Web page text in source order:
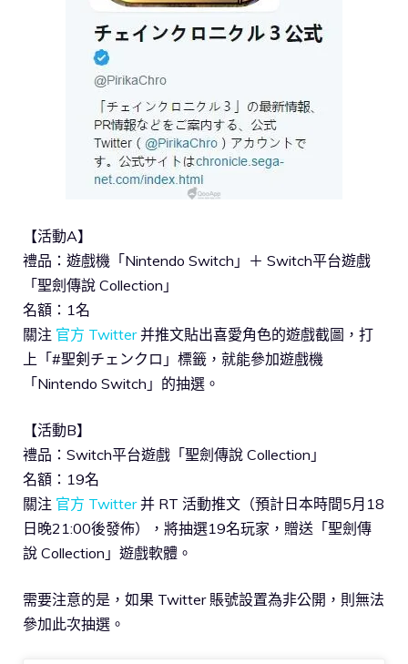
【活動A】
禮品：遊戲機「Nintendo Switch」＋ Switch平台遊戲
「聖劍傳說 Collection」
名額：1名
關注 官方 Twitter并推文貼出喜愛角色的遊戲截圖，打
上「#聖剣チェンクロ」標籤，就能參加遊戲機
「Nintendo Switch」的抽選。
【活動B】
禮品：Switch平台遊戲「聖劍傳說 Collection」
名額：19名
關注 官方 Twitter并 RT 活動推文（預計日本時間5月18
日晚21:00後發佈），將抽選19名玩家，贈送「聖劍傳
說 Collection」遊戲軟體。
需要注意的是，如果 Twitter 賬號設置為非公開，則無法
參加此次抽選。